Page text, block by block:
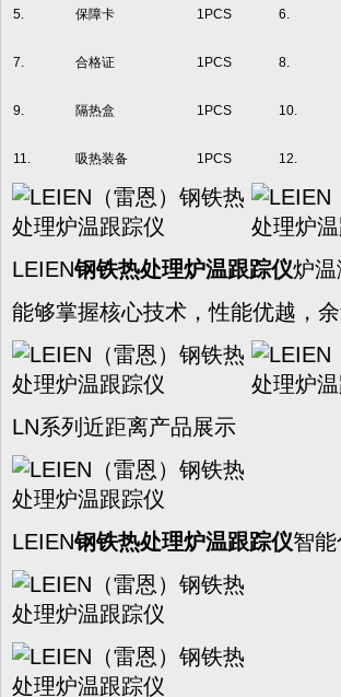
5. 保障卡 1PCS 6.
7. 合格证 1PCS 8.
9. 隔热盒 1PCS 10.
11. 吸热装备 1PCS 12.
LEIEN钢铁热处理炉温跟踪仪炉
能够掌握核心技术，性能优越，
LN系列近距离产品展示
LEIEN钢铁热处理炉温跟踪仪智